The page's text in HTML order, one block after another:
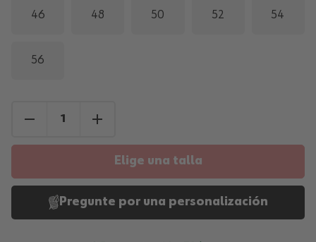
46 48 50 52 54
56
Elige una talla
Pregunte por una personalización